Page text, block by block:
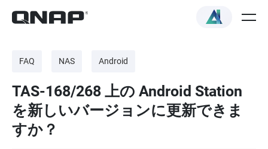
FAQ NAS Android
TAS-168/268 上の Android Station
を新しいバージョンに更新できま
すか？